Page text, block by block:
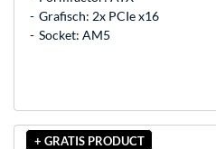
Grafisch: 2x PCIe x16
Socket: AM5
+ GRATIS PRODUCT